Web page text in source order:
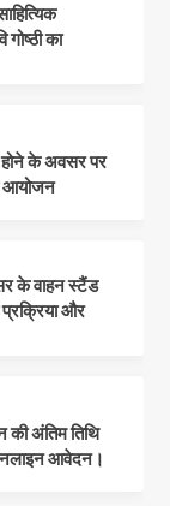
गोष्ठी का
होने के अवसर पर
आयोजन
के वाहन स्टैंड
प्रक्रिया और
अंतिम तिथि
आवेदन।